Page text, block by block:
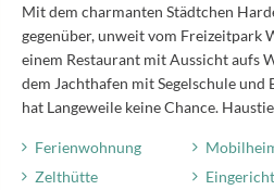
Mit dem charmanten Städtchen
gegenüber, unweit vom Freizeitpark
einem Restaurant mit Aussicht aufs
dem Jachthafen mit Segelschule und
hat Langeweile keine Chance.
Ferienwohnung
Zelthütte